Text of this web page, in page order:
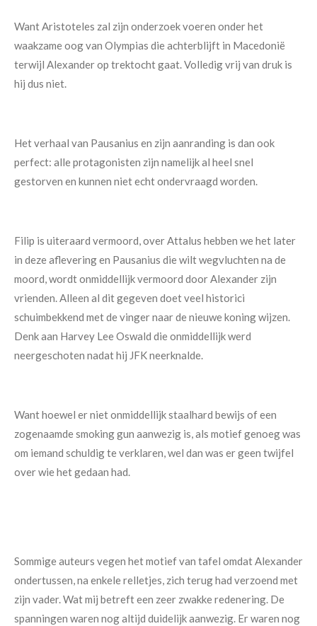
Want Aristoteles zal zijn onderzoek voeren onder het
waakzame oog van Olympias die achterblijft in Macedonië
terwijl Alexander op trektocht gaat. Volledig vrij van druk is
hij dus niet.
Het verhaal van Pausanius en zijn aanranding is dan ook
perfect: alle protagonisten zijn namelijk al heel snel
gestorven en kunnen niet echt ondervraagd worden.
Filip is uiteraard vermoord, over Attalus hebben we het later
in deze aflevering en Pausanius die wilt wegvluchten na de
moord, wordt onmiddellijk vermoord door Alexander zijn
vrienden. Alleen al dit gegeven doet veel historici
schuimbekkend met de vinger naar de nieuwe koning wijzen.
Denk aan Harvey Lee Oswald die onmiddellijk werd
neergeschoten nadat hij JFK neerknalde.
Want hoewel er niet onmiddellijk staalhard bewijs of een
zogenaamde smoking gun aanwezig is, als motief genoeg was
om iemand schuldig te verklaren, wel dan was er geen twijfel
over wie het gedaan had.
Sommige auteurs vegen het motief van tafel omdat Alexander
ondertussen, na enkele relletjes, zich terug had verzoend met
zijn vader. Wat mij betreft een zeer zwakke redenering. De
spanningen waren nog altijd duidelijk aanwezig. Er waren nog